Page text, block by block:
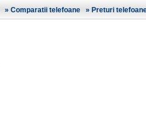
» Comparatii telefoane » Preturi